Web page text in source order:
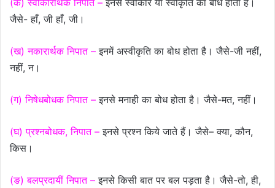
जैसे- हाँ, जी हाँ, जी।
(ख) नकारार्थक निपात – इनमें अस्वीकृति का बोध होता है। जैसे-जी नहीं,
नहीं, न।
(ग) निषेधबोधक निपात – इनसे मनाही का बोध होता है। जैसे-मत, नहीं।
(घ) प्रश्नबोधक, निपात – इनसे प्रश्न किये जाते हैं। जैसे– क्या, कौन,
किस।
(ङ) बलप्रदायीं निपात – इनसे किसी बात पर बल पड़ता है। जैसे-तो, ही,